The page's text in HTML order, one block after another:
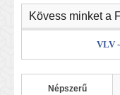
Kövess minket a
VLV
Népszerű